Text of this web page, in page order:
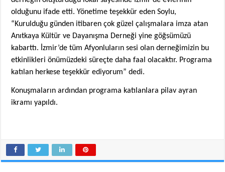
olduğunu ifade etti. Yönetime teşekkür eden Soylu,
“Kurulduğu günden itibaren çok güzel çalışmalara imza atan
Anıtkaya Kültür ve Dayanışma Derneği yine göğsümüzü
kabarttı. İzmir’de tüm Afyonluların sesi olan derneğimizin bu
etkinlikleri önümüzdeki süreçte daha faal olacaktır. Programa
katılan herkese teşekkür ediyorum” dedi.
Konuşmaların ardından programa katılanlara pilav ayran
ikramı yapıldı.